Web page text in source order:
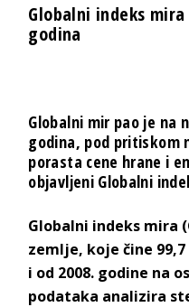
Globalni indeks
godina
Globalni mir pao je na
godina, pod pritiskom
porasta cene hrane i
objavljeni Globalni
Globalni indeks mira
zemlje, koje čine
i od 2008. godine na
podataka analizira